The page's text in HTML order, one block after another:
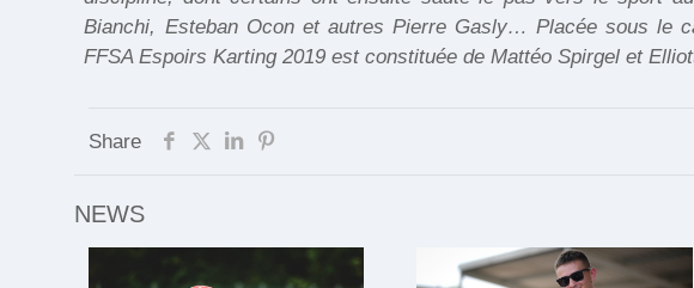
Bianchi, Esteban Ocon et autres Pierre Gasly… Placée sous le
FFSA Espoirs Karting 2019 est constituée de Mattéo Spirgel et
Share
NEWS